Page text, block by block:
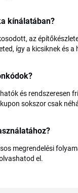
kínálatában?
az
így a kicsiknek és
és rendszeresen
sokszor csak
megrendelési
el.